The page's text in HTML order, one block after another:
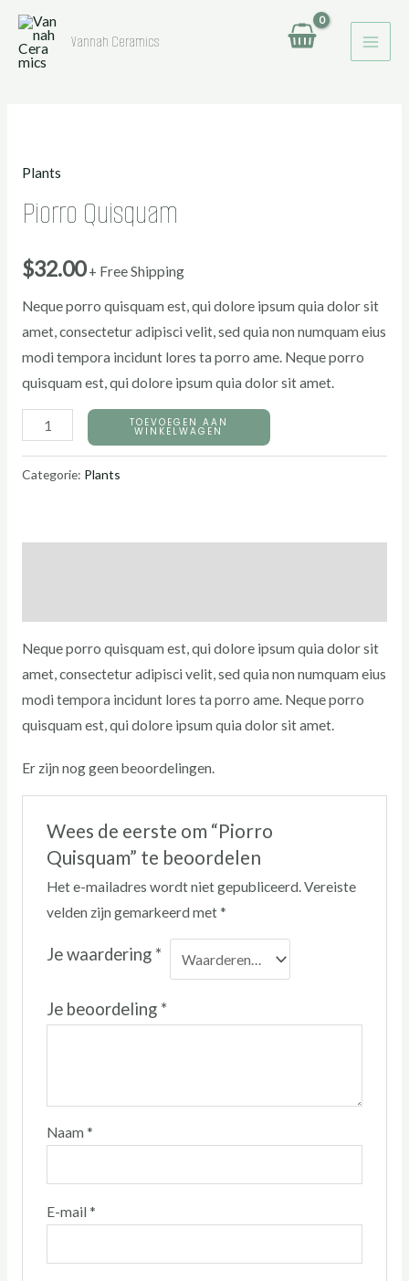
Vannah Ceramics
Plants
Piorro Quisquam
$32.00 + Free Shipping
Neque porro quisquam est, qui dolore ipsum quia dolor sit
amet, consectetur adipisci velit, sed quia non numquam eius
modi tempora incidunt lores ta porro ame. Neque porro
quisquam est, qui dolore ipsum quia dolor sit amet.
aantal
TOEVOEGEN AAN
WINKELWAGEN
Categorie: Plants
Neque porro quisquam est, qui dolore ipsum quia dolor sit
amet, consectetur adipisci velit, sed quia non numquam eius
modi tempora incidunt lores ta porro ame. Neque porro
quisquam est, qui dolore ipsum quia dolor sit amet.
Er zijn nog geen beoordelingen.
Wees de eerste om “Piorro
Quisquam” te beoordelen
Het e-mailadres wordt niet gepubliceerd.Vereiste
velden zijn gemarkeerd met *
Je waardering*
Je beoordeling*
Naam *
E-mail *